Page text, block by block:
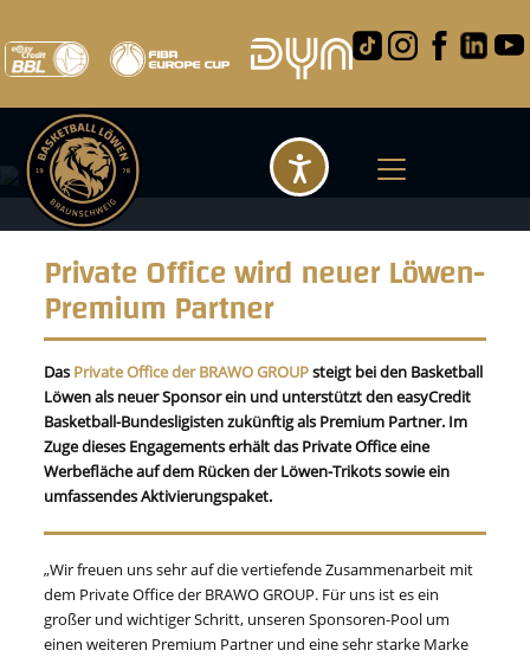
Private Office wird neuer Löwen-
Premium Partner
Das Private Office der BRAWO GROUPsteigt bei den Basketball
Löwen als neuer Sponsor ein und unterstützt den easyCredit
Basketball-Bundesligisten zukünftig als Premium Partner. Im
Zuge dieses Engagements erhält das Private Office eine
Werbefläche auf dem Rücken der Löwen-Trikots sowie ein
umfassendes Aktivierungspaket.
„Wir freuen uns sehr auf die vertiefende Zusammenarbeit mit
dem Private Office der BRAWO GROUP. Für uns ist es ein
großer und wichtiger Schritt, unseren Sponsoren-Pool um
einen weiteren Premium Partner und eine sehr starke Marke